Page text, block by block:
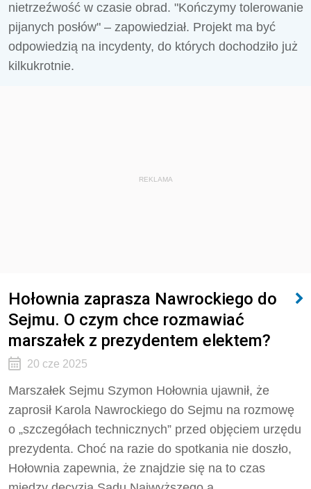
nietrzeźwość w czasie obrad. "Kończymy tolerowanie
pijanych posłów" – zapowiedział. Projekt ma być
odpowiedzią na incydenty, do których dochodziło już
kilkukrotnie.
REKLAMA
Hołownia zaprasza Nawrockiego do
Sejmu. O czym chce rozmawiać
marszałek z prezydentem elektem?
20 cze 2025
Marszałek Sejmu Szymon Hołownia ujawnił, że
zaprosił Karola Nawrockiego do Sejmu na rozmowę
o „szczegółach technicznych” przed objęciem urzędu
prezydenta. Choć na razie do spotkania nie doszło,
Hołownia zapewnia, że znajdzie się na to czas